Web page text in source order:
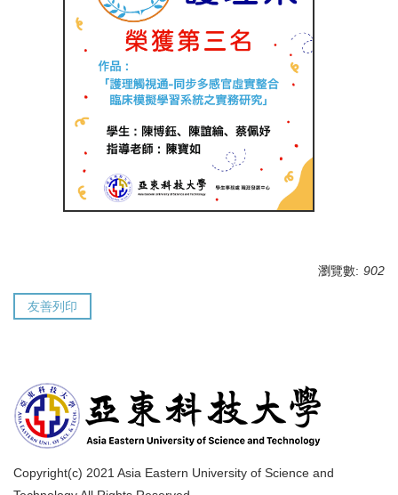
瀏覽數: 902
友善列印
Copyright(c) 2021 Asia Eastern University of Science and